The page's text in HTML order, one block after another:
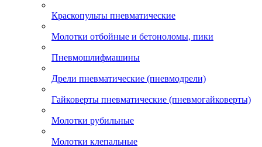
Краскопульты пневматические
Молотки отбойные и бетоноломы, пики
Пневмошлифмашины
Дрели пневматические (пневмодрели)
Гайковерты пневматические (пневмогайковерты)
Молотки рубильные
Молотки клепальные